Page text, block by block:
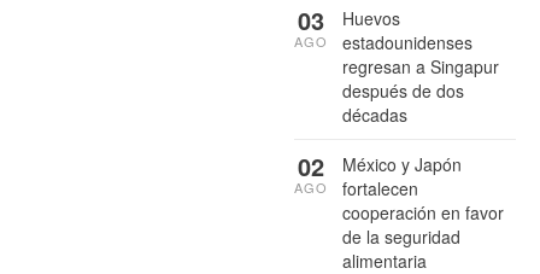
Huevos
estadounidenses
regresan a Singapur
después de dos
décadas
03
AGO
México y Japón
fortalecen
cooperación en favor
de la seguridad
alimentaria
02
AGO